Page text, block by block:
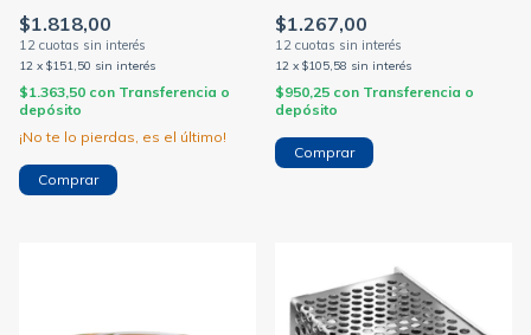
$1.818,00
12 x $151,50 sin interés
$1.363,50 con Transferencia o
depósito
¡No te lo pierdas, es el último!
$1.267,00
12 x $105,58 sin interés
$950,25 con Transferencia o
depósito